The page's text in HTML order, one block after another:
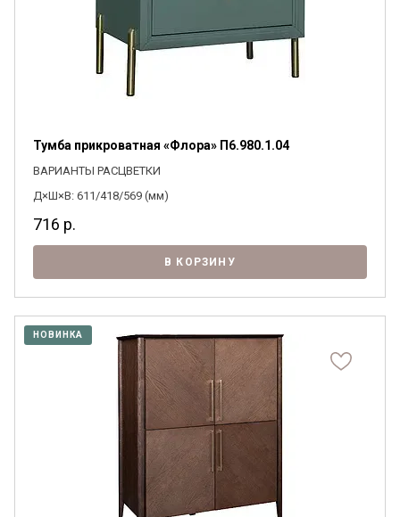
Тумба прикроватная «Флора» П6.980.1.04
ВАРИАНТЫ РАСЦВЕТКИ
Д×Ш×В: 611/418/569 (мм)
716 р.
В КОРЗИНУ
НОВИНКА